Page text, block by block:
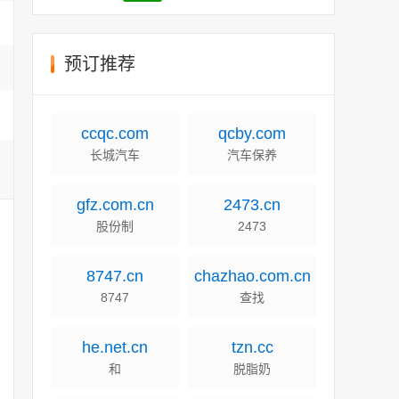
预订推荐
ccqc.com
长城汽车
qcby.com
汽车保养
gfz.com.cn
股份制
2473.cn
2473
8747.cn
8747
chazhao.com.cn
查找
he.net.cn
和
tzn.cc
脱脂奶